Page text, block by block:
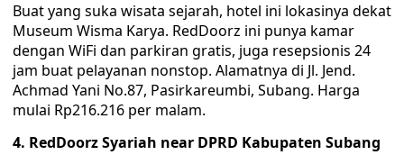
Buat yang suka wisata sejarah, hotel ini lokasinya dekat
Museum Wisma Karya. RedDoorz ini punya kamar
dengan WiFi dan parkiran gratis, juga resepsionis 24
jam buat pelayanan nonstop. Alamatnya di Jl. Jend.
Achmad Yani No.87, Pasirkareumbi, Subang. Harga
mulai Rp216.216 per malam.
4. RedDoorz Syariah near DPRD Kabupaten Subang